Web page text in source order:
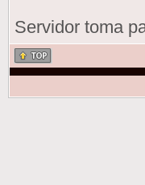
Servidor toma